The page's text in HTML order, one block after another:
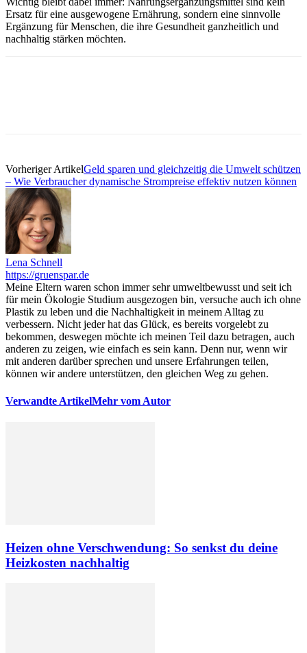
Ersatz für eine ausgewogene Ernährung, sondern eine sinnvolle
Ergänzung für Menschen, die ihre Gesundheit ganzheitlich und
nachhaltig stärken möchten.
Vorheriger ArtikelGeld sparen und gleichzeitig die Umwelt schützen
– Wie Verbraucher dynamische Strompreise effektiv nutzen können
Lena Schnell
https://gruenspar.de
Meine Eltern waren schon immer sehr umweltbewusst und seit ich
für mein Ökologie Studium ausgezogen bin, versuche auch ich ohne
Plastik zu leben und die Nachhaltigkeit in meinem Alltag zu
verbessern. Nicht jeder hat das Glück, es bereits vorgelebt zu
bekommen, deswegen möchte ich meinen Teil dazu betragen, auch
anderen zu zeigen, wie einfach es sein kann. Denn nur, wenn wir
mit anderen darüber sprechen und unsere Erfahrungen teilen,
können wir andere unterstützen, den gleichen Weg zu gehen.
Verwandte ArtikelMehr vom Autor
Heizen ohne Verschwendung: So senkst du deine
Heizkosten nachhaltig